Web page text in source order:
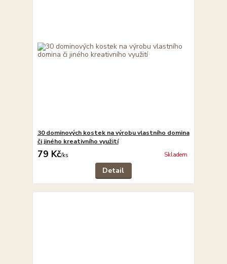
30 dominových kostek na výrobu vlastního domina
či jiného kreativního využití
79 Kč/ks Skladem
Detail